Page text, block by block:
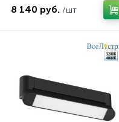
8 140 руб. /шт